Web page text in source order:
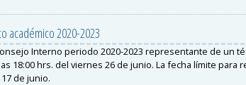
académico 2020-2023
Interno periodo 2020-2023 representante de un
18:00 hrs. del viernes 26 de junio. La fecha límite
de junio.